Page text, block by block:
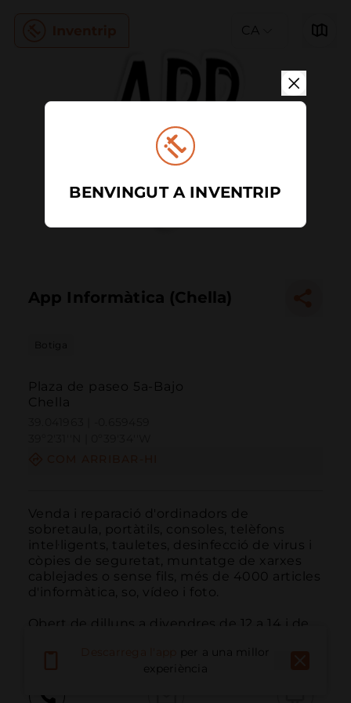
CA
App Informàtica (Chella)
Botiga
Plaza de paseo 5a-Bajo
Chella
Venda i reparació d'ordinadors de
sobretaula, portàtils, consoles, telèfons
intel·ligents, tauletes, desinfecció de virus i
còpies de seguretat, muntatge de xarxes
cablejades o sense fils, més de 4000 articles
d'informàtica, so, vídeo i foto.
Obert de dilluns a divendres de 12 a 14 i de
per a una millor
experiència
BENVINGUT A INVENTRIP